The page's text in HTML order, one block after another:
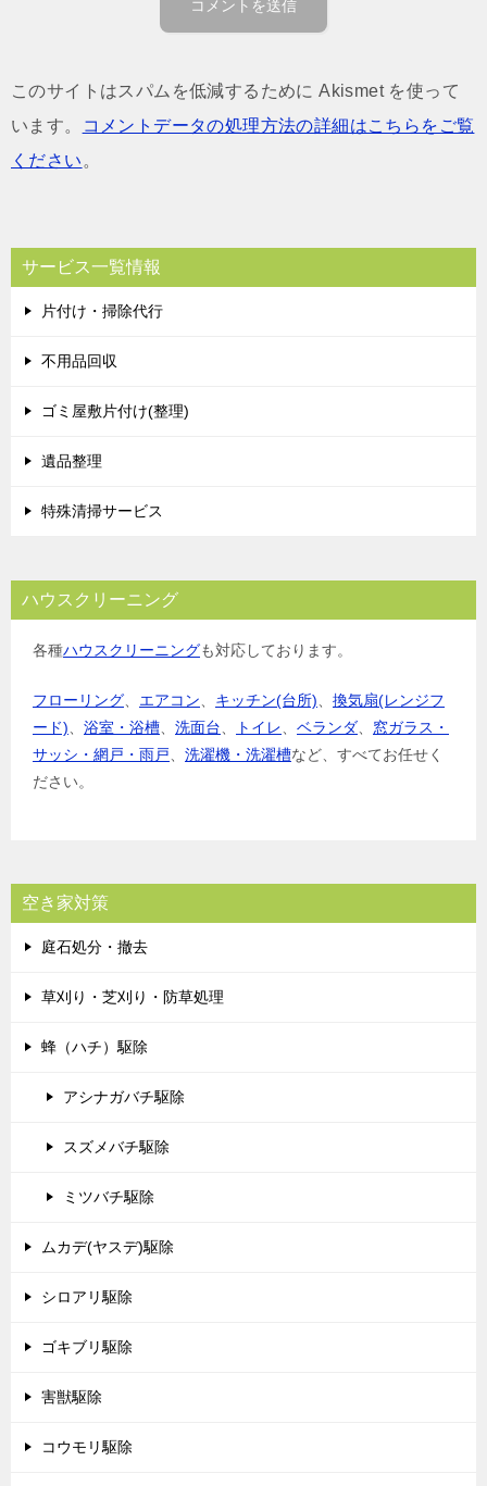
このサイトはスパムを低減するために Akismet を使って
います。
コメントデータの処理方法の詳細はこちらをご覧
ください 。
サービス一覧情報
片付け・掃除代行
不用品回収
ゴミ屋敷片付け(整理)
遺品整理
特殊清掃サービス
ハウスクリーニング
各種ハウスクリーニングも対応しております。
フローリング エアコン キッチン(台所)
換気扇(レンジフ
ード)
浴室・浴槽 洗面台 トイレ ベランダ
窓ガラス・
サッシ・網戸・雨戸
洗濯機・洗濯槽など、すべてお任せく
ださい。
空き家対策
庭石処分・撤去
草刈り・芝刈り・防草処理
蜂（ハチ）駆除
アシナガバチ駆除
スズメバチ駆除
ミツバチ駆除
ムカデ(ヤスデ)駆除
シロアリ駆除
ゴキブリ駆除
害獣駆除
コウモリ駆除